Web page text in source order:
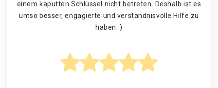
einem kaputten Schlüssel nicht betreten. Deshalb ist es
umso besser, engagierte und verständnisvolle Hilfe zu
haben :)